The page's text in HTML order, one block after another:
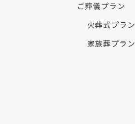
ご葬儀プラン
火葬式プラン
家族葬プラン